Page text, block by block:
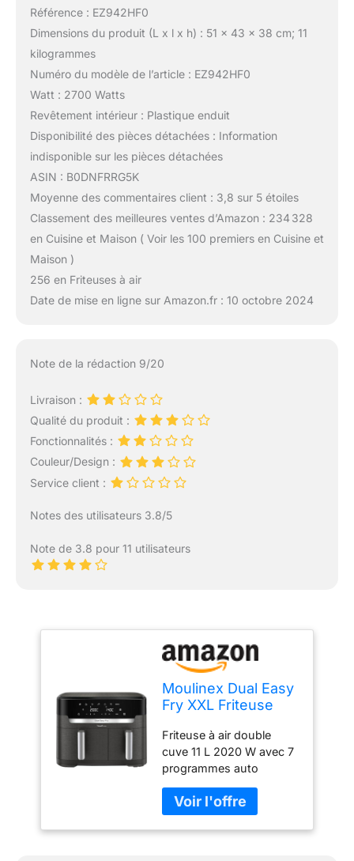
Référence : EZ942HF0
Dimensions du produit (L x l x h) : 51 x 43 x 38 cm; 11
kilogrammes
Numéro du modèle de l’article : EZ942HF0
Watt : 2700 Watts
Revêtement intérieur : Plastique enduit
Disponibilité des pièces détachées : Information
indisponible sur les pièces détachées
ASIN : B0DNFRRG5K
Moyenne des commentaires client : 3,8 sur 5 étoiles
Classement des meilleures ventes d’Amazon : 234 328
en Cuisine et Maison ( Voir les 100 premiers en Cuisine et
Maison )
256 en Friteuses à air
Date de mise en ligne sur Amazon.fr : 10 octobre 2024
Note de la rédaction 9/20
Livraison :
Qualité du produit :
Fonctionnalités :
Couleur/Design :
Service client :
Notes des utilisateurs 3.8/5
Note de 3.8 pour 11 utilisateurs
Moulinex Dual Easy
Fry XXL Friteuse
11 L, cuisson
synchronisée, 7
programmes
automatiques,
Écran tactile, air
fryer EZ942HF0
Friteuse à air double
cuve 11 L 2020 W avec 7
programmes auto